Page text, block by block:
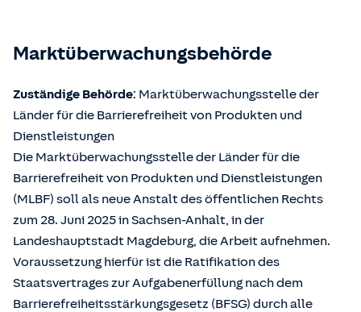
Marktüberwachungsbehörde
Zuständige Behörde: Marktüberwachungsstelle der
Länder für die Barrierefreiheit von Produkten und
Dienstleistungen
Die Marktüberwachungsstelle der Länder für die
Barrierefreiheit von Produkten und Dienstleistungen
(MLBF) soll als neue Anstalt des öffentlichen Rechts
zum 28. Juni 2025 in Sachsen-Anhalt, in der
Landeshauptstadt Magdeburg, die Arbeit aufnehmen.
Voraussetzung hierfür ist die Ratifikation des
Staatsvertrages zur Aufgabenerfüllung nach dem
Barrierefreiheitsstärkungsgesetz (BFSG) durch alle